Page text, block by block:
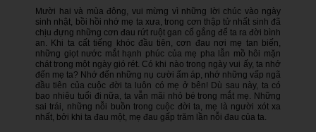
Mười hai và mùa đông, vui mừng vì những lời chúc vào ngày
sinh nhật, bồi hồi nhớ mẹ ta xưa, trong cơn thập tử nhất sinh đã
chịu đựng những cơn đau rứt ruột gan cố gắng để ta ra đời bình
an. Khi ta cất tiếng khóc đầu tiên, cơn đau nơi mẹ tan biến,
những giọt nước mắt hạnh phúc của mẹ pha lẫn mồ hôi mặn
chát trong một ngày gió rét. Có khi nào trong ngày vui ấy, ta nhớ
đến mẹ ta? Nhớ đến những nụ cười ấm áp, nhớ những vấp ngã
đầu tiên của cuộc đời ta luôn có mẹ ở bên! Dù sau này, ta có
bao nhiêu tuổi đi nữa, ta vẫn mãi nhỏ bé trong mắt mẹ. Những
sai trái, những nỗi buồn trong cuộc đời ta, mẹ là người xót xa
nhất, bởi khi ta đau một, mẹ đau gấp trăm lần nỗi đau của ta.